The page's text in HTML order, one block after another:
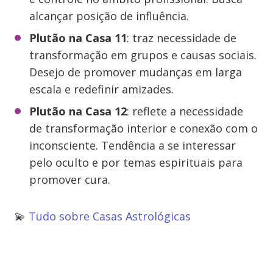
alcançar posição de influência.
Plutão na Casa 11: traz necessidade de
transformação em grupos e causas sociais.
Desejo de promover mudanças em larga
escala e redefinir amizades.
Plutão na Casa 12: reflete a necessidade
de transformação interior e conexão com o
inconsciente. Tendência a se interessar
pelo oculto e por temas espirituais para
promover cura.
💫 Tudo sobre Casas Astrológicas